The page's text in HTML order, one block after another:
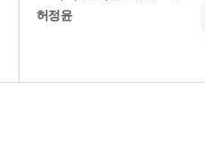
허정윤